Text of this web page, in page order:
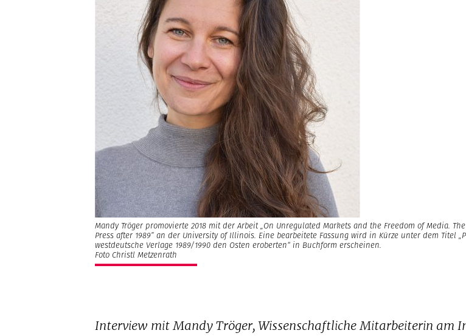
Mandy Tröger promovierte 2018 mit der Arbeit „On Unregulated Markets and the Freedom of Media.
Press after 1989” an der University of Illinois. Eine bearbeitete Fassung wird in Kürze unter dem Titel
westdeutsche Verlage 1989/1990 den Osten eroberten“ in Buchform erscheinen.
Foto Christl Metzenrath
Interview mit Mandy Tröger, Wissenschaftliche Mitarbeiterin am